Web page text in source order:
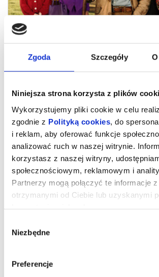
Zgoda Szczegóły
Niniejsza strona korzysta z plików
Wykorzystujemy pliki cookie w celu
zgodnie z Polityką cookies , do
i reklam, aby oferować funkcje
analizować ruch w naszej witrynie.
korzystasz z naszej witryny,
społecznościowym, reklamowym i
Partnerzy mogą połączyć te informacje
otrzymanymi od Ciebie lub uzyskanymi
zgody
Niezbędne
Preferencje
Sprawiedliwość owiec
George Hardy (Hugh Jackman) to pasterz,
i hoduje je wyłącznie dla wełny. Każdej nocy
Kiedy George zostaje znaleziony martwy w